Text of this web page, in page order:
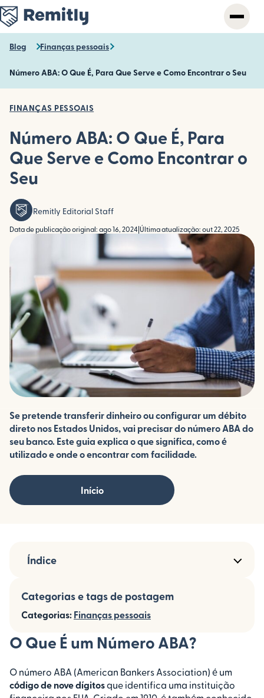
Skip
to
main
content
Blog Finanças pessoais
Número ABA: O Que É, Para Que Serve e Como Encontrar o Seu
FINANÇAS PESSOAIS
Número ABA: O Que É, Para
Que Serve e Como Encontrar o
Seu
Remitly Editorial Staff
Data de publicação original: ago 16, 2024 Última atualização: out 22, 2025
Se pretende transferir dinheiro ou configurar um débito
direto nos Estados Unidos, vai precisar do número ABA do
seu banco. Este guia explica o que significa, como é
utilizado e onde o encontrar com facilidade.
Início
O Que É um Número ABA?
O número ABA (American Bankers Association) é um
código de nove dígitosque identifica uma instituição
Índice
Categorias e tags de postagem
Categorias: Finanças pessoais